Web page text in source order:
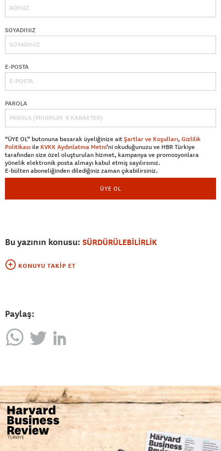
SOYADINIZ
E-POSTA
PAROLA
“ÜYE OL” butonuna basarak üyeliğinize aitŞartlar ve Koşulları, Gizlilik
Politikası ile KVKK Aydınlatma Metni’ni okuduğunuzu ve HBR Türkiye
tarafından size özel oluşturulan hizmet, kampanya ve promosyonlara
yönelik elektronik posta almayı kabul etmiş sayılırsınız.
E-bülten aboneliğinden dilediğiniz zaman çıkabilirsiniz.
ÜYE OL
Bu yazının konusu: SÜRDÜRÜLEBİLİRLİK
KONUYU TAKIP ET
Paylaş: